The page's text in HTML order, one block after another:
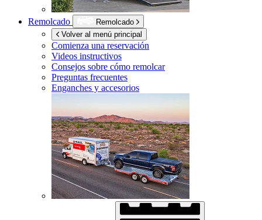
Remolcado
Remolcado
Volver al menú principal
Comienza una reservación
Videos instructivos
Consejos sobre cómo remolcar
Preguntas frecuentes
Enganches y accesorios